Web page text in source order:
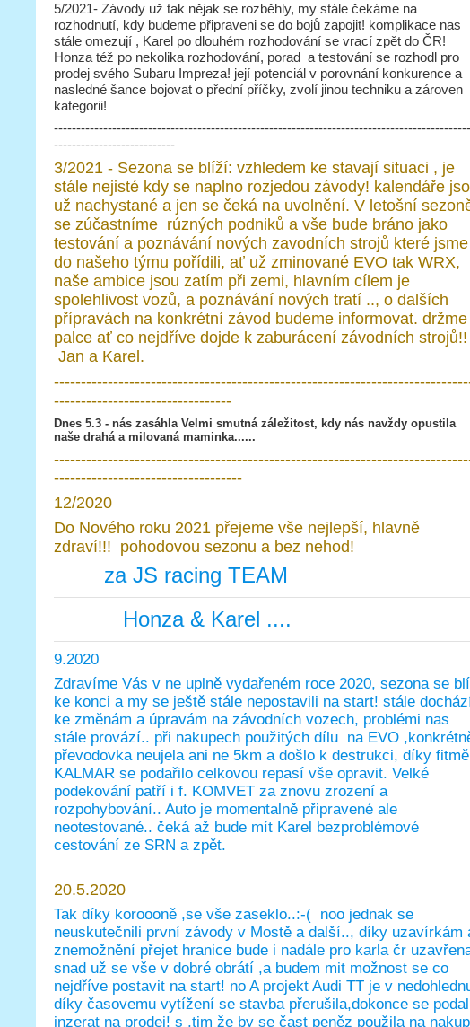
5/2021- Závody už tak nějak se rozběhly, my stále čekáme na
rozhodnutí, kdy budeme připraveni se do bojů zapojit! komplikace nas
stále omezují , Karel po dlouhém rozhodování se vrací zpět do ČR!
Honza též po nekolika rozhodování, porad a testování se rozhodl pro
prodej svého Subaru Impreza! její potenciál v porovnání konkurence a
nasledné šance bojovat o přední příčky, zvolí jinou techniku a zároven
kategorii!
---------------------------
3/2021 - Sezona se blíží: vzhledem ke stavají situaci , je
stále nejisté kdy se naplno rozjedou závody! kalendáře
už nachystané a jen se čeká na uvolnění. V letošní
se zúčastníme rúzných podniků a vše bude bráno jako
testování a poznávání nových zavodních strojů které jsme
do našeho týmu pořídili, ať už zminované EVO tak WRX,
naše ambice jsou zatím při zemi, hlavním cílem je
spolehlivost vozů, a poznávání nových tratí .., o dalších
přípravách na konkrétní závod budeme informovat. držme
palce ať co nejdříve dojde k zaburácení závodních strojů!!
Jan a Karel.
---------------------------------
Dnes 5.3 - nás zasáhla Velmi smutná záležitost, kdy nás navždy opustila
naše drahá a milovaná maminka......
-----------------------------------
12/2020
Do Nového roku 2021 přejeme vše nejlepší, hlavně
zdraví!!! pohodovou sezonu a bez nehod!
za JS racing TEAM
Honza & Karel ....
9.2020
Zdravíme Vás v ne uplně vydařeném roce 2020, sezona se
ke konci a my se ještě stále nepostavili na start! stále
ke změnám a úpravám na závodních vozech, problémi nas
stále provází.. při nakupech použitých dílu na EVO
převodovka neujela ani ne 5km a došlo k destrukci, díky fitmě
KALMAR se podařilo celkovou repasí vše opravit. Velké
podekování patří i f. KOMVET za znovu zrození a
rozpohybování.. Auto je momentalně připravené ale
neotestované.. čeká až bude mít Karel bezproblémové
cestování ze SRN a zpět.
20.5.2020
Tak díky koroooně ,se vše zaseklo..:-( noo jednak se
neuskutečnili první závody v Mostě a další.., díky uzavírkám
znemožnění přejet hranice bude i nadále pro karla čr
snad už se vše v dobré obrátí ,a budem mit možnost se co
nejdříve postavit na start! no A projekt Audi TT je v
díky časovemu vytížení se stavba přerušila,dokonce se podal
inzerat na prodej! s ,tim že by se čast peněz použila na nakup